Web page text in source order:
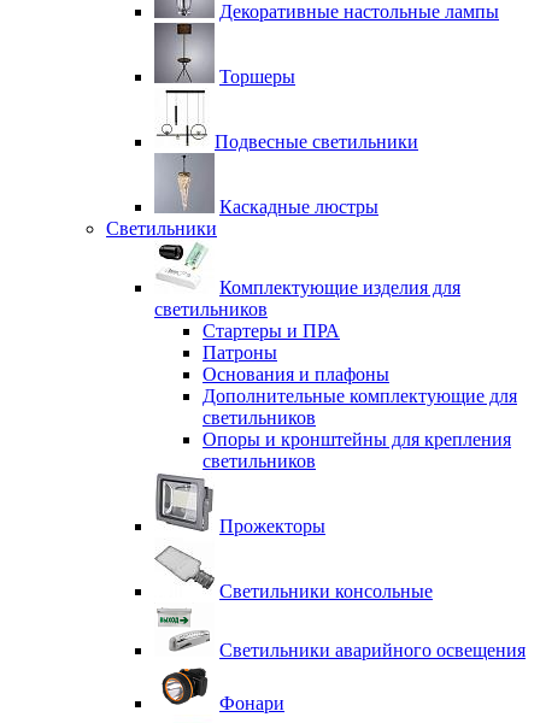
Декоративные настольные лампы
Торшеры
Подвесные светильники
Каскадные люстры
Светильники
Комплектующие изделия для
светильников
Стартеры и ПРА
Патроны
Основания и плафоны
Дополнительные комплектующие для
светильников
Опоры и кронштейны для крепления
светильников
Прожекторы
Светильники консольные
Светильники аварийного освещения
Фонари